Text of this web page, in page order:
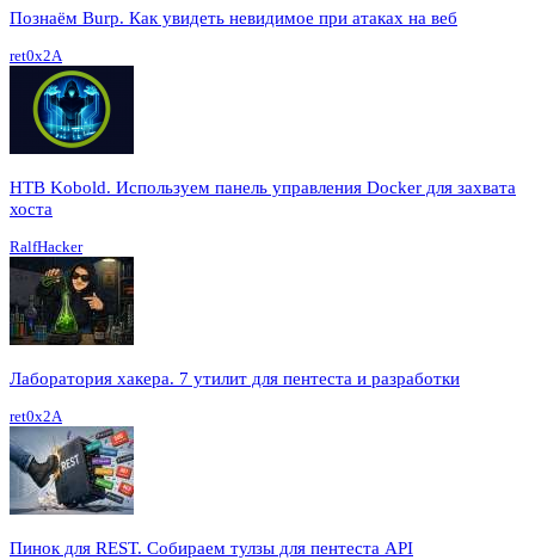
Познаём Burp. Как увидеть невидимое при атаках на веб
ret0x2A
HTB Kobold. Используем панель управления Docker для захвата
хоста
RalfHacker
Лаборатория хакера. 7 утилит для пентеста и разработки
ret0x2A
Пинок для REST. Собираем тулзы для пентеста API